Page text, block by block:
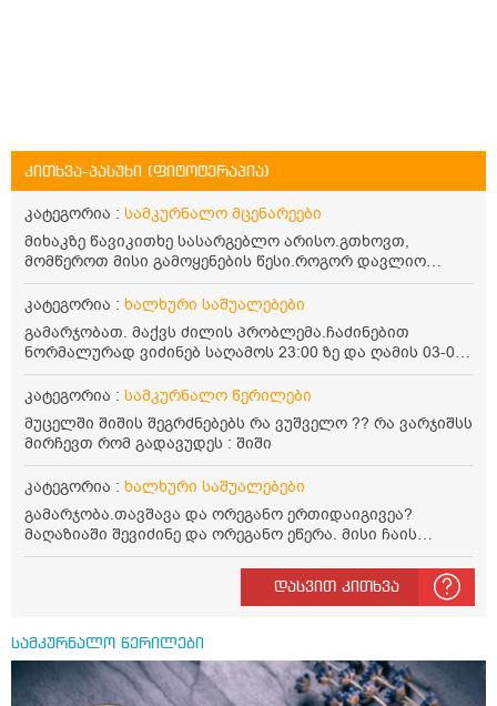
კითხვა-პასუხი (ფიტოტერაპია)
კატეგორია : სამკურნალო მცენარეები
მიხაკზე წავიკითხე სასარგებლო არისო.გთხოვთ,
მომწეროთ მისი გამოყენების წესი.როგორ დავლიო
მიხაკის ჩაი. ასევე მაინტერესებს ლეიკოციტები მაქვს
ოდნავ დაბალი და წავიკითხე ლეიკოციტების დონეს
მაღლა წევსო და ასეა?
კატეგორია : ხალხური საშუალებები
გამარჯობათ. მაქვს ძილის პრობლემა.ჩაძინებით
ნორმალურად ვიძინებ საღამოს 23:00 ზე და ღამის 03-00
ან 04:00 საათზე მეღვიძება და მერე ვერ ვიძინებ
ვერაფრით.რამე ხალხური საშუალება თუ არის ამ
კატეგორია : სამკურნალო წერილები
მუცელში შიშის შეგრძნებებს რა ვუშველო ?? რა ვარჯიშსს
მირჩევთ რომ გადავუდეს : შიში
კატეგორია : ხალხური საშუალებები
გამარჯობა.თავშავა და ორეგანო ერთიდაიგივეა?
მაღაზიაში შევიძინე და ორეგანო ეწერა. მისი ჩაის
დალევის წესი მაინტერესებს.რისთვის არის კარგი?
წავიკითხე რომ: 1 ჭიქა თბილ წყალში ჩავყაროთ 1 ჩაის
კოვზი დაქუცმაცებული და გამხმარი ორეგანო და
მიზანი: ანტიოქსიდანტური და ანთების საწინააღმდეგო
თვისება. სწორია ეს ინფორმაცია? უკუჩვენება რა აქვს
და ბრონქულ ასთმას თუ შველის ორეგანოს ჩაი?
დასვით კითხვა
სამკურნალო წერილები